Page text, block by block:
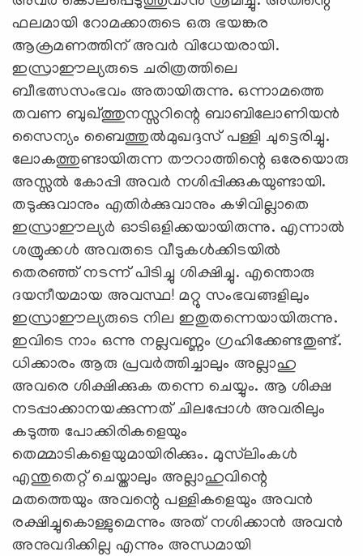
ഫലമായി റോമക്കാരുടെ ഒരു ഭയങ്കര
ആക്രമണത്തിന് അവര്‍ വിധേയരായി.
ഇസ്രാഈല്യരുടെ ചരിത്രത്തിലെ
ബീഭത്സസംഭവം അതായിരുന്നു. ഒന്നാമത്തെ
തവണ ബുഖ്ത്തുനസ്സറിന്റെ ബാബിലോണിയന്‍
സൈന്യം ബൈത്തുല്‍മുഖദ്ദസ് പള്ളി ചുട്ടെരിച്ചു.
ലോകത്തുണ്ടായിരുന്ന തൗറാത്തിന്റെ ഒരേയൊരു
അസ്സല്‍ കോപ്പി അവര്‍ നശിപ്പിക്കുകയുണ്ടായി.
തടുക്കുവാനും എതിര്‍ക്കുവാനും കഴിവില്ലാതെ
ഇസ്രാഈല്യര്‍ ഓടിഒളിക്കയായിരുന്നു. എന്നാല്‍
ശത്രുക്കള്‍ അവരുടെ വീടുകള്‍ക്കിടയില്‍
തെരഞ്ഞ് നടന്ന് പിടിച്ചു ശിക്ഷിച്ചു. എന്തൊരു
ദയനീയമായ അവസ്ഥ! മറ്റു സംഭവങ്ങളിലും
ഇസ്രാഈല്യരുടെ നില ഇതുതന്നെയായിരുന്നു.
ഇവിടെ നാം ഒന്നു നല്ലവണ്ണം ഗ്രഹിക്കേണ്ടതുണ്ട്.
ധിക്കാരം ആരു പ്രവര്‍ത്തിച്ചാലും അല്ലാഹു
അവരെ ശിക്ഷിക്കുക തന്നെ ചെയ്യും. ആ ശിക്ഷ
നടപ്പാക്കാനയക്കുന്നത് ചിലപ്പോള്‍ അവരിലും
കടുത്ത പോക്കിരികളെയും
തെമ്മാടികളെയുമായിരിക്കും. മുസ്‌ലിംകള്‍
എന്തുതെറ്റ് ചെയ്താലും അല്ലാഹുവിന്റെ
മതത്തെയും അവന്റെ പള്ളികളെയും അവന്‍
രക്ഷിച്ചുകൊള്ളുമെന്നും അത് നശിക്കാന്‍ അവന്‍
അനുവദിക്കില്ല എന്നും അന്ധമായി